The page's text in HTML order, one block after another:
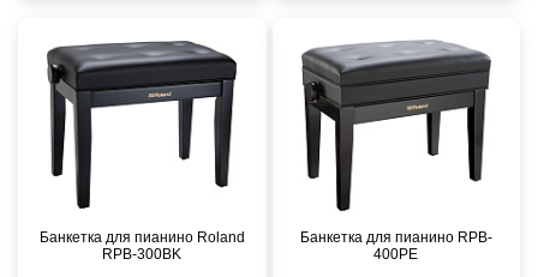
Банкетка для пианино Roland
RPB-300BK
Банкетка для пианино RPB-
400PE